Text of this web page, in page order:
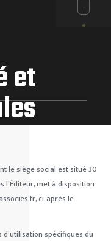
et
le siège social est situé30
l’Éditeur, met à disposition
ci-après le
spécifiques du